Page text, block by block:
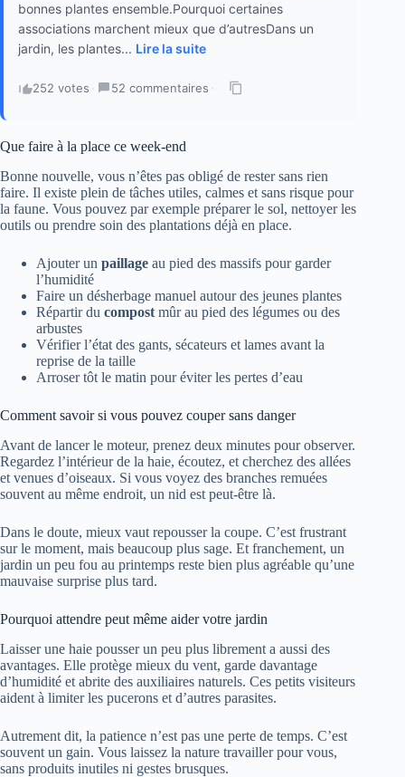
bonnes plantes ensemble.Pourquoi certaines
associations marchent mieux que d’autresDans un
jardin, les plantes... Lire la suite
252 votes · 52 commentaires ·
Que faire à la place ce week-end
Bonne nouvelle, vous n’êtes pas obligé de rester sans rien
faire. Il existe plein de tâches utiles, calmes et sans risque pour
la faune. Vous pouvez par exemple préparer le sol, nettoyer les
outils ou prendre soin des plantations déjà en place.
Ajouter un paillage au pied des massifs pour garder
l’humidité
Faire un désherbage manuel autour des jeunes plantes
Répartir du compost mûr au pied des légumes ou des
arbustes
Vérifier l’état des gants, sécateurs et lames avant la
reprise de la taille
Arroser tôt le matin pour éviter les pertes d’eau
Comment savoir si vous pouvez couper sans danger
Avant de lancer le moteur, prenez deux minutes pour observer.
Regardez l’intérieur de la haie, écoutez, et cherchez des allées
et venues d’oiseaux. Si vous voyez des branches remuées
souvent au même endroit, un nid est peut-être là.
Dans le doute, mieux vaut repousser la coupe. C’est frustrant
sur le moment, mais beaucoup plus sage. Et franchement, un
jardin un peu fou au printemps reste bien plus agréable qu’une
mauvaise surprise plus tard.
Pourquoi attendre peut même aider votre jardin
Laisser une haie pousser un peu plus librement a aussi des
avantages. Elle protège mieux du vent, garde davantage
d’humidité et abrite des auxiliaires naturels. Ces petits visiteurs
aident à limiter les pucerons et d’autres parasites.
Autrement dit, la patience n’est pas une perte de temps. C’est
souvent un gain. Vous laissez la nature travailler pour vous,
sans produits inutiles ni gestes brusques.